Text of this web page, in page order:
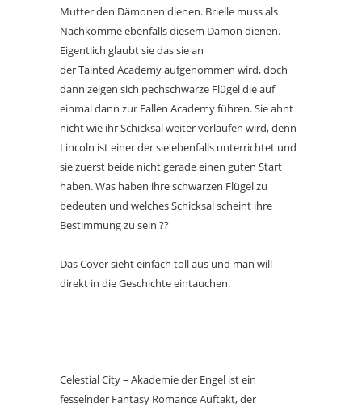
Mutter den Dämonen dienen. Brielle muss als
Nachkomme ebenfalls diesem Dämon dienen.
Eigentlich glaubt sie das sie an
der Tainted Academy aufgenommen wird, doch
dann zeigen sich pechschwarze Flügel die auf
einmal dann zur Fallen Academy führen. Sie ahnt
nicht wie ihr Schicksal weiter verlaufen wird, denn
Lincoln ist einer der sie ebenfalls unterrichtet und
sie zuerst beide nicht gerade einen guten Start
haben. Was haben ihre schwarzen Flügel zu
bedeuten und welches Schicksal scheint ihre
Bestimmung zu sein ??
Das Cover sieht einfach toll aus und man will
direkt in die Geschichte eintauchen.
Celestial City – Akademie der Engel ist ein
fesselnder Fantasy Romance Auftakt, der